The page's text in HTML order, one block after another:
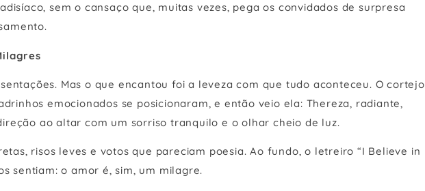
sem o cansaço que, muitas vezes, pega os convidados de surpresa
Mas o que encantou foi a leveza com que tudo aconteceu. O cortejo
emocionados se posicionaram, e então veio ela: Thereza, radiante,
ao altar com um sorriso tranquilo e o olhar cheio de luz.
risos leves e votos que pareciam poesia. Ao fundo, o letreiro “I Believe in
sentiam: o amor é, sim, um milagre.